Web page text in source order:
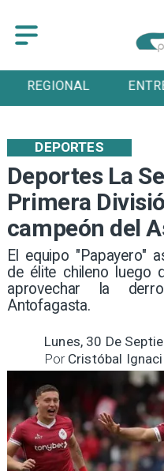
REGIONAL
Deportes La
Primera
campeón del
​El equipo "Papayero"
de élite chileno luego
aprovechar la
Antofagasta.
DEPORTES
Lunes, 30 De
Cristóbal
Por